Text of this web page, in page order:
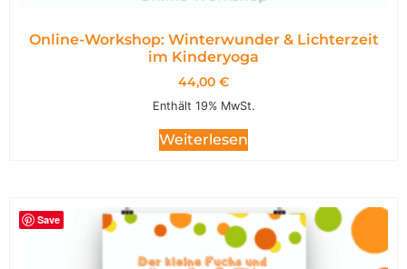
Online-Workshop: Winterwunder & Lichterzeit
im Kinderyoga
44,00 €
Enthält 19% MwSt.
Weiterlesen
Save